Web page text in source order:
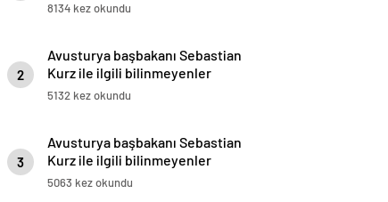
8134 kez okundu
2
Avusturya başbakanı Sebastian
Kurz ile ilgili bilinmeyenler
5132 kez okundu
3
Avusturya başbakanı Sebastian
Kurz ile ilgili bilinmeyenler
5063 kez okundu